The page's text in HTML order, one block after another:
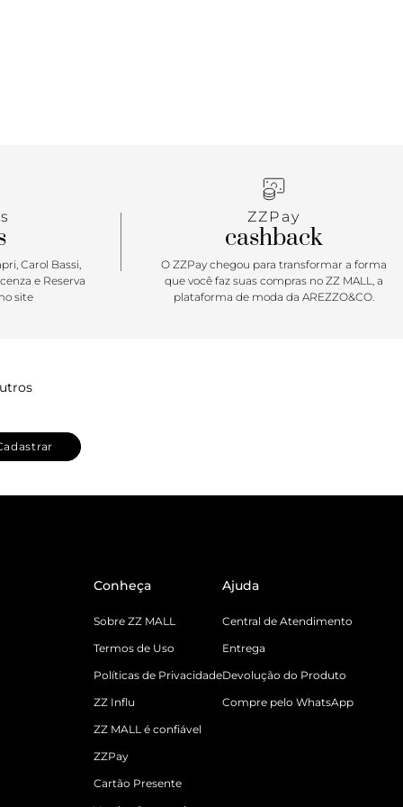
Carol Bassi,
e Reserva
site
ZZPay
cashback
O ZZPay chegou para transformar a forma
que você faz suas compras no ZZ MALL, a
plataforma de moda da AREZZO&CO.
Conheça
Sobre ZZ MALL
Termos de Uso
Políticas de Privacidade
ZZ Influ
ZZ MALL é confiável
ZZPay
Cartão Presente
Ajuda
Central de Atendimento
Entrega
Devolução do Produto
Compre pelo WhatsApp